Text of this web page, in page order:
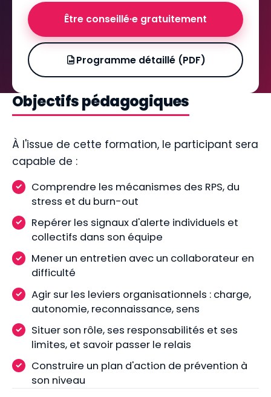
Être conseillé·e gratuitement
Programme détaillé (PDF)
Objectifs pédagogiques
À l'issue de cette formation, le participant sera
capable de :
Comprendre les mécanismes des RPS, du
stress et du burn-out
Repérer les signaux d'alerte individuels et
collectifs dans son équipe
Mener un entretien avec un collaborateur en
difficulté
Agir sur les leviers organisationnels : charge,
autonomie, reconnaissance, sens
Situer son rôle, ses responsabilités et ses
limites, et savoir passer le relais
Construire un plan d'action de prévention à
son niveau